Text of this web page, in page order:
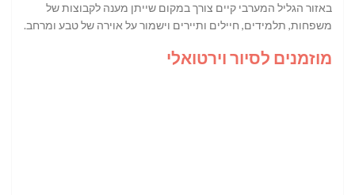
באזור הגליל המערבי קיים צורך במקום שייתן מענה לקבוצות של
משפחות, תלמידים, חיילים ותיירים וישמור על אוירה של טבע ומרחב.
מוזמנים לסיור וירטואלי